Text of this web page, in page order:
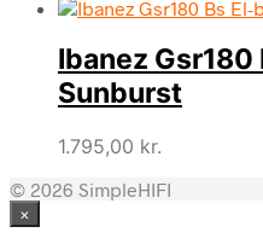
Ibanez Gsr180
Sunburst
1.795,00 kr.
© 2026 SimpleHIFI
×